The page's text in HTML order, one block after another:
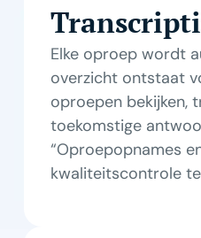
Elke oproep wordt
overzicht ontstaat
oproepen bekijken,
toekomstige
“Oproepopnames
kwaliteitscontrole